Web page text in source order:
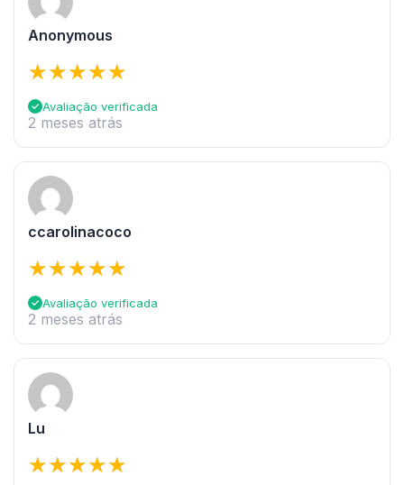
Anonymous
Avaliação verificada
2 meses atrás
ccarolinacoco
Avaliação verificada
2 meses atrás
Lu